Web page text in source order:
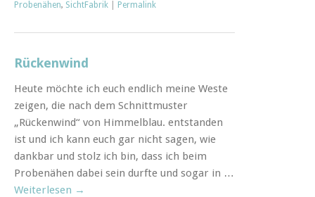
Probenähen, SichtFabrik Permalink
Rückenwind
Heute möchte ich euch endlich meine Weste
zeigen, die nach dem Schnittmuster
„Rückenwind“ von Himmelblau. entstanden
ist und ich kann euch gar nicht sagen, wie
dankbar und stolz ich bin, dass ich beim
Probenähen dabei sein durfte und sogar in …
Weiterlesen →